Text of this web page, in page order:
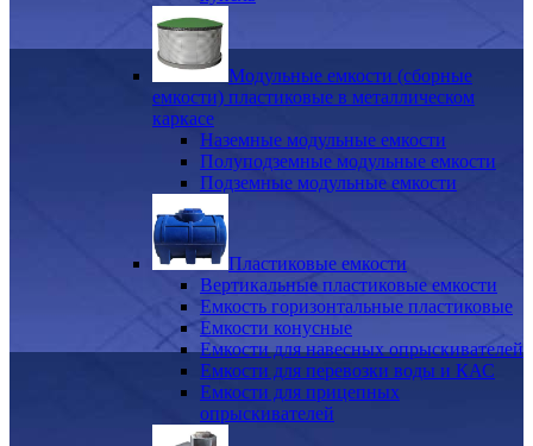
Модульные емкости (сборные
емкости) пластиковые в металлическом
каркасе
Наземные модульные емкости
Полуподземные модульные емкости
Подземные модульные емкости
Пластиковые емкости
Вертикальные пластиковые емкости
Емкость горизонтальные пластиковые
Емкости конусные
Емкости для навесных опрыскивателей
Емкости для перевозки воды и КАС
Емкости для прицепных
опрыскивателей